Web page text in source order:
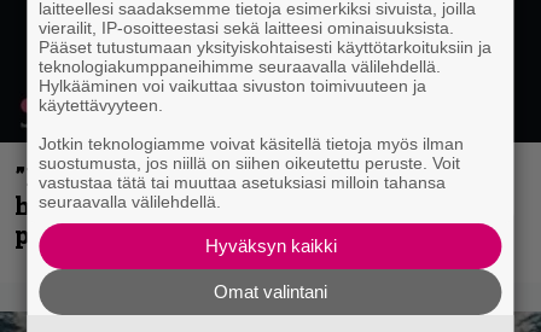
”Mitalini näyttää ihan plektralta” –
huippu-uimari jamittelee Megadethiä
palkinnollaan
laitteellesi saadaksemme tietoja esimerkiksi sivuista, joilla
vierailit, IP-osoitteestasi sekä laitteesi ominaisuuksista.
Pääset tutustumaan yksityiskohtaisesti käyttötarkoituksiin ja
teknologiakumppaneihimme seuraavalla välilehdellä.
Hylkääminen voi vaikuttaa sivuston toimivuuteen ja
käytettävyyteen.
Jotkin teknologiamme voivat käsitellä tietoja myös ilman
suostumusta, jos niillä on siihen oikeutettu peruste. Voit
vastustaa tätä tai muuttaa asetuksiasi milloin tahansa
seuraavalla välilehdellä.
Hyväksyn kaikki
Omat valintani